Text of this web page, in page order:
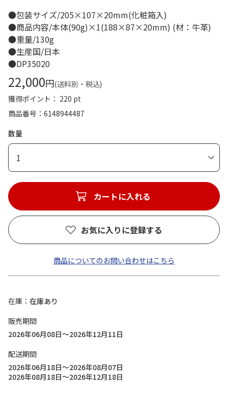
●包装サイズ/205×107×20mm(化粧箱入)
●商品内容/本体(90g)×1(188×87×20mm) (材：牛革)
●重量/130g
●生産国/日本
●DP35020
22,000円(送料別・税込)
獲得ポイント： 220 pt
商品番号
6148944487
数量
1
カートに入れる
お気に入りに登録する
商品についてのお問い合わせはこちら
在庫
在庫あり
販売期間
2026年06月08日～2026年12月11日
配送期間
2026年06月18日～2026年08月07日
2026年08月18日～2026年12月18日